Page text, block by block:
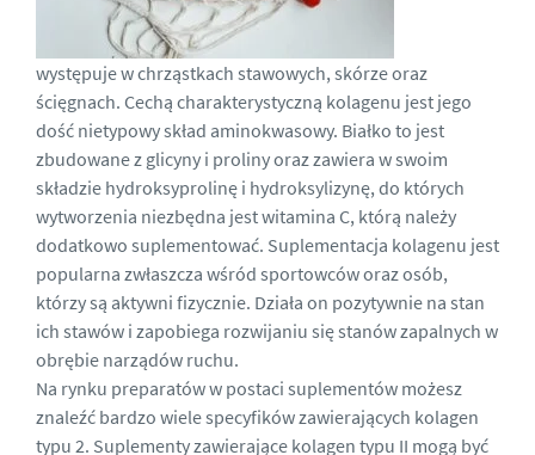
występuje w chrząstkach stawowych, skórze oraz
ścięgnach. Cechą charakterystyczną kolagenu jest jego
dość nietypowy skład aminokwasowy. Białko to jest
zbudowane z glicyny i proliny oraz zawiera w swoim
składzie hydroksyprolinę i hydroksylizynę, do których
wytworzenia niezbędna jest witamina C, którą należy
dodatkowo suplementować. Suplementacja kolagenu jest
popularna zwłaszcza wśród sportowców oraz osób,
którzy są aktywni fizycznie. Działa on pozytywnie na stan
ich stawów i zapobiega rozwijaniu się stanów zapalnych w
obrębie narządów ruchu.
Na rynku preparatów w postaci suplementów możesz
znaleźć bardzo wiele specyfików zawierających kolagen
typu 2. Suplementy zawierające kolagen typu II mogą być